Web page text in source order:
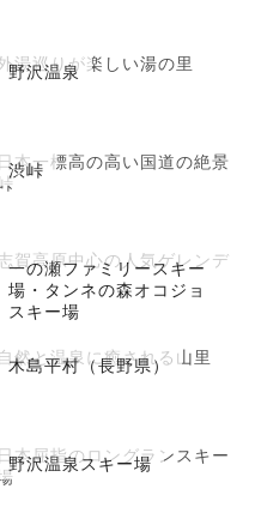
野沢温泉
湯巡りが楽しい湯の里
渋峠
日本一標高の高い国道の絶景
一の瀬ファミリースキー
場・タンネの森オコジョ
スキー場
賀高原中心の人気ゲレンデ
木島平村（長野県）
自然と温泉に癒される山里
野沢温泉スキー場
日本屈指のロングランスキー